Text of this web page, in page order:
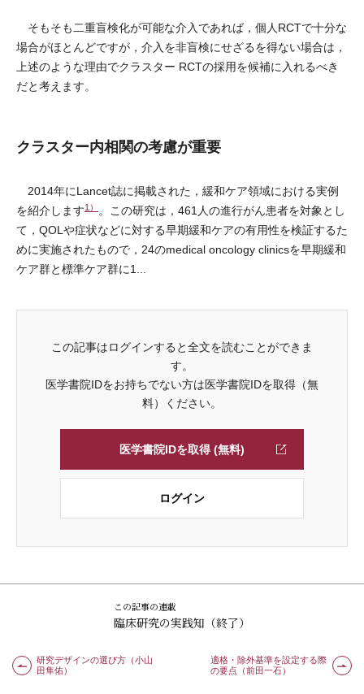
そもそも二重盲検化が可能な介入であれば，個人RCTで十分な
場合がほとんどですが，介入を非盲検にせざるを得ない場合は，
上述のような理由でクラスター RCTの採用を候補に入れるべき
だと考えます。
クラスター内相関の考慮が重要
2014年にLancet誌に掲載された，緩和ケア領域における実例
を紹介します1）
。この研究は，461人の進行がん患者を対象とし
て，QOLや症状などに対する早期緩和ケアの有用性を検証するた
めに実施されたもので，24のmedical oncology clinicsを早期緩和
ケア群と標準ケア群に1...
この記事はログインすると全文を読むことができま
す。
医学書院IDをお持ちでない方は医学書院IDを取得（無
料）ください。
医学書院IDを取得 (無料)
ログイン
この記事の連載
臨床研究の実践知（終了）
研究デザインの選び方（小山
田隼佑）
適格・除外基準を設定する際
の要点（前田一石）